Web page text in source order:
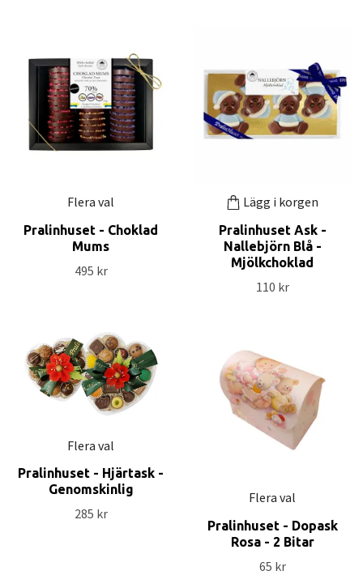
Flera val
Pralinhuset - Choklad
Mums
495 kr
Lägg i korgen
Pralinhuset Ask -
Nallebjörn Blå -
Mjölkchoklad
110 kr
Flera val
Pralinhuset - Hjärtask -
Genomskinlig
285 kr
Flera val
Pralinhuset - Dopask
Rosa - 2 Bitar
65 kr